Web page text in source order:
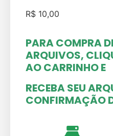
R$ 10,00
PARA COMPRA
ARQUIVOS,
AO CARRINHOE
RECEBA SEU
CONFIRMAÇÃO